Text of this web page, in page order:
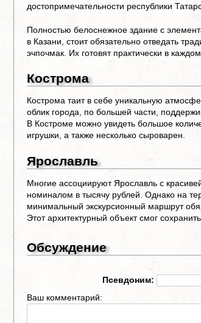
достопримечательности республики
Полностью белоснежное здание с
в Казани, стоит обязательно отведать
эчпочмак. Их готовят практически в
Кострома
Кострома таит в себе уникальную
облик города, по большей части,
В Костроме можно увидеть большое
игрушки, а также несколько сыроварен.
Ярославль
Многие ассоциируют Ярославль с
номиналом в тысячу рублей. Однако на
минимальный экскурсионный маршрут
Этот архитектурный объект смог
Обсуждение
Псевдоним:
Ваш комментарий: